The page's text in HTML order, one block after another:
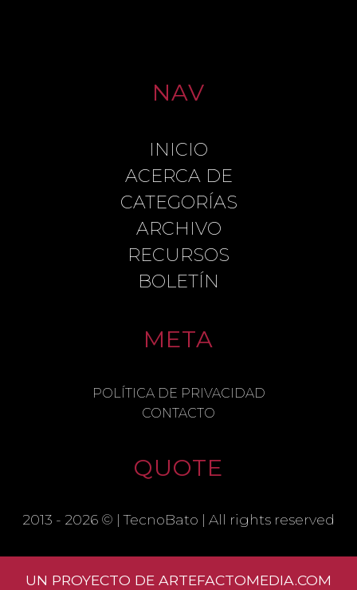
LEAVE A REPLY
COMMENT
WEBSITE IN THIS BROWSER FOR THE
NEXT TIME I COMMENT.
NAV
INICIO
ACERCA DE
CATEGORÍAS
ARCHIVO
RECURSOS
BOLETÍN
META
POLÍTICA DE PRIVACIDAD
CONTACTO
QUOTE
2013 - 2026 © |TecnoBato | All rights reserved
UN PROYECTO DE ARTEFACTOMEDIA.COM